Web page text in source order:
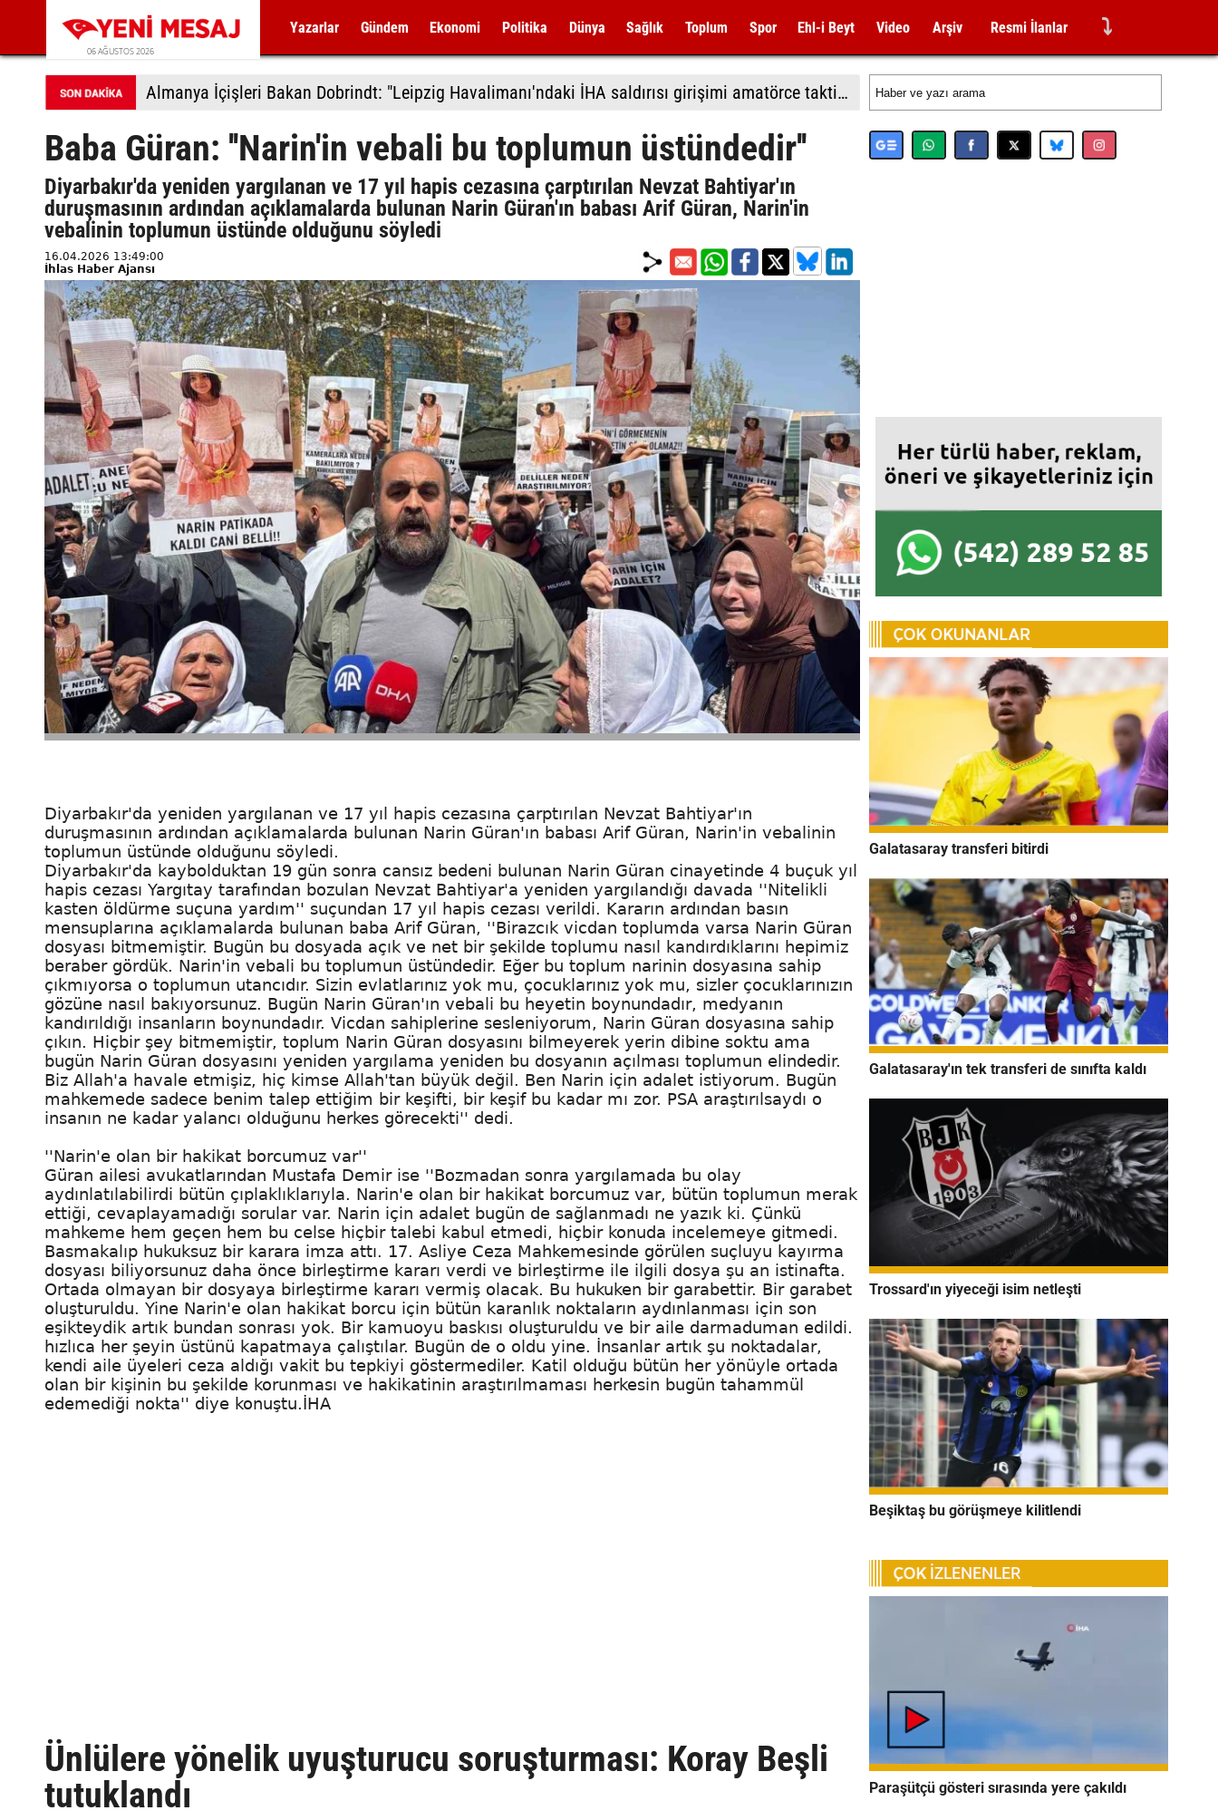
06 AĞUSTOS 2026
Yazarlar Gündem Ekonomi Politika Dünya Sağlık Toplum Spor Ehl-i Beyt Video Arşiv Resmi İlanlar ⤵
Almanya İçişleri Bakan Dobrindt: "Leipzig Havalimanı'ndaki İHA saldırısı girişimi amatörce taktiklere işaret etmiyor"
Baba Güran: ''Narin'in vebali bu toplumun üstündedir''
Diyarbakır'da yeniden yargılanan ve 17 yıl hapis cezasına çarptırılan Nevzat Bahtiyar'ın
duruşmasının ardından açıklamalarda bulunan Narin Güran'ın babası Arif Güran, Narin'in
vebalinin toplumun üstünde olduğunu söyledi
16.04.2026 13:49:00
İhlas Haber Ajansı
Diyarbakır'da yeniden yargılanan ve 17 yıl hapis cezasına çarptırılan Nevzat Bahtiyar'ın
duruşmasının ardından açıklamalarda bulunan Narin Güran'ın babası Arif Güran, Narin'in vebalinin
toplumun üstünde olduğunu söyledi.
Diyarbakır'da kaybolduktan 19 gün sonra cansız bedeni bulunan Narin Güran cinayetinde 4 buçuk yıl
hapis cezası Yargıtay tarafından bozulan Nevzat Bahtiyar'a yeniden yargılandığı davada ''Nitelikli
kasten öldürme suçuna yardım'' suçundan 17 yıl hapis cezası verildi. Kararın ardından basın
mensuplarına açıklamalarda bulunan baba Arif Güran, ''Birazcık vicdan toplumda varsa Narin Güran
dosyası bitmemiştir. Bugün bu dosyada açık ve net bir şekilde toplumu nasıl kandırdıklarını hepimiz
beraber gördük. Narin'in vebali bu toplumun üstündedir. Eğer bu toplum narinin dosyasına sahip
çıkmıyorsa o toplumun utancıdır. Sizin evlatlarınız yok mu, çocuklarınız yok mu, sizler çocuklarınızın
gözüne nasıl bakıyorsunuz. Bugün Narin Güran'ın vebali bu heyetin boynundadır, medyanın
kandırıldığı insanların boynundadır. Vicdan sahiplerine sesleniyorum, Narin Güran dosyasına sahip
çıkın. Hiçbir şey bitmemiştir, toplum Narin Güran dosyasını bilmeyerek yerin dibine soktu ama
bugün Narin Güran dosyasını yeniden yargılama yeniden bu dosyanın açılması toplumun elindedir.
Biz Allah'a havale etmişiz, hiç kimse Allah'tan büyük değil. Ben Narin için adalet istiyorum. Bugün
mahkemede sadece benim talep ettiğim bir keşifti, bir keşif bu kadar mı zor. PSA araştırılsaydı o
insanın ne kadar yalancı olduğunu herkes görecekti'' dedi.
''Narin'e olan bir hakikat borcumuz var''
Güran ailesi avukatlarından Mustafa Demir ise ''Bozmadan sonra yargılamada bu olay
aydınlatılabilirdi bütün çıplaklıklarıyla. Narin'e olan bir hakikat borcumuz var, bütün toplumun merak
ettiği, cevaplayamadığı sorular var. Narin için adalet bugün de sağlanmadı ne yazık ki. Çünkü
mahkeme hem geçen hem bu celse hiçbir talebi kabul etmedi, hiçbir konuda incelemeye gitmedi.
Basmakalıp hukuksuz bir karara imza attı. 17. Asliye Ceza Mahkemesinde görülen suçluyu kayırma
dosyası biliyorsunuz daha önce birleştirme kararı verdi ve birleştirme ile ilgili dosya şu an istinafta.
Ortada olmayan bir dosyaya birleştirme kararı vermiş olacak. Bu hukuken bir garabettir. Bir garabet
oluşturuldu. Yine Narin'e olan hakikat borcu için bütün karanlık noktaların aydınlanması için son
eşikteydik artık bundan sonrası yok. Bir kamuoyu baskısı oluşturuldu ve bir aile darmaduman edildi.
hızlıca her şeyin üstünü kapatmaya çalıştılar. Bugün de o oldu yine. İnsanlar artık şu noktadalar,
kendi aile üyeleri ceza aldığı vakit bu tepkiyi göstermediler. Katil olduğu bütün her yönüyle ortada
olan bir kişinin bu şekilde korunması ve hakikatinin araştırılmaması herkesin bugün tahammül
edemediği nokta'' diye konuştu.İHA
Ünlülere yönelik uyuşturucu soruşturması: Koray Beşli
tutuklandı
Galatasaray transferi bitirdi
Galatasaray'ın tek transferi de sınıfta kaldı
Trossard'ın yiyeceği isim netleşti
Beşiktaş bu görüşmeye kilitlendi
Paraşütçü gösteri sırasında yere çakıldı